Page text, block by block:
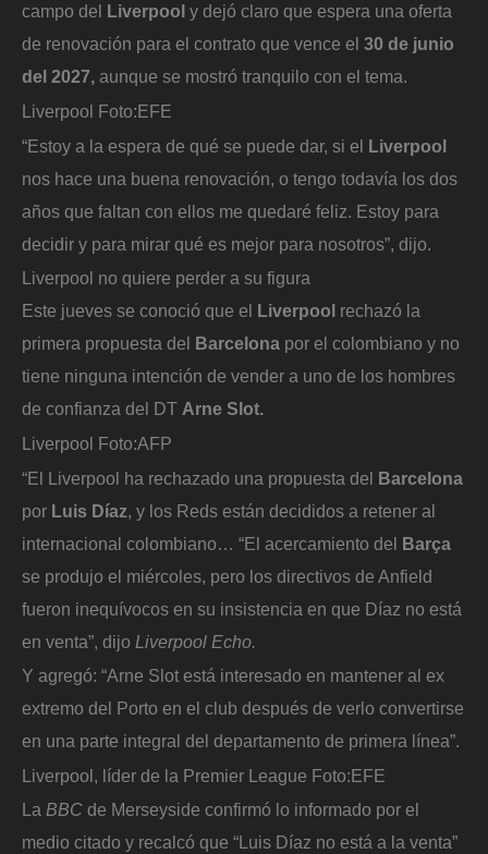
campo del Liverpool y dejó claro que espera una oferta
de renovación para el contrato que vence el 30 de junio
del 2027, aunque se mostró tranquilo con el tema.
Liverpool Foto:EFE
“Estoy a la espera de qué se puede dar, si el Liverpool
nos hace una buena renovación, o tengo todavía los dos
años que faltan con ellos me quedaré feliz. Estoy para
decidir y para mirar qué es mejor para nosotros”, dijo.
Liverpool no quiere perder a su figura
Este jueves se conoció que el Liverpool rechazó la
primera propuesta del Barcelona por el colombiano y no
tiene ninguna intención de vender a uno de los hombres
de confianza del DT Arne Slot.
Liverpool Foto:AFP
“El Liverpool ha rechazado una propuesta del Barcelona
por Luis Díaz , y los Reds están decididos a retener al
internacional colombiano… “El acercamiento del Barça
se produjo el miércoles, pero los directivos de Anfield
fueron inequívocos en su insistencia en que Díaz no está
en venta”, dijo Liverpool Echo.
Y agregó: “Arne Slot está interesado en mantener al ex
extremo del Porto en el club después de verlo convertirse
en una parte integral del departamento de primera línea”.
Liverpool, líder de la Premier League Foto:EFE
La BBC de Merseyside confirmó lo informado por el
medio citado y recalcó que “Luis Díaz no está a la venta”